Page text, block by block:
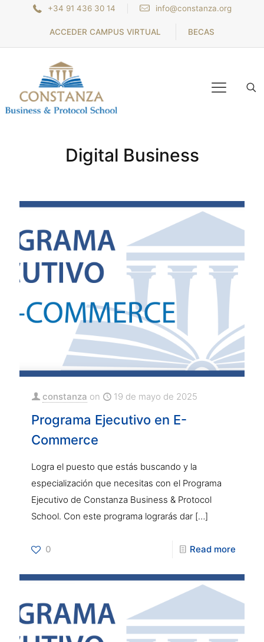
+34 91 436 30 14 info@constanza.org
ACCEDER CAMPUS VIRTUAL BECAS
Digital Business
constanza on 19 de mayo de 2025
Programa Ejecutivo en E-
Commerce
Logra el puesto que estás buscando y la
especialización que necesitas con el Programa
Ejecutivo de Constanza Business & Protocol
School. Con este programa lograrás dar […]
0 Read more